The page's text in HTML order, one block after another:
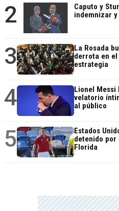
2
Caputo y
indemnizar
3
La Rosada
derrota en
estrategia
4
Lionel Messi
velatorio
al público
5
Estados
detenido por
Florida